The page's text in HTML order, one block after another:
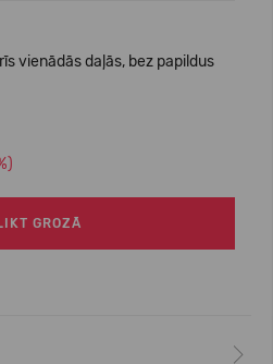
vienādās daļās, bez papildus
GROZĀ